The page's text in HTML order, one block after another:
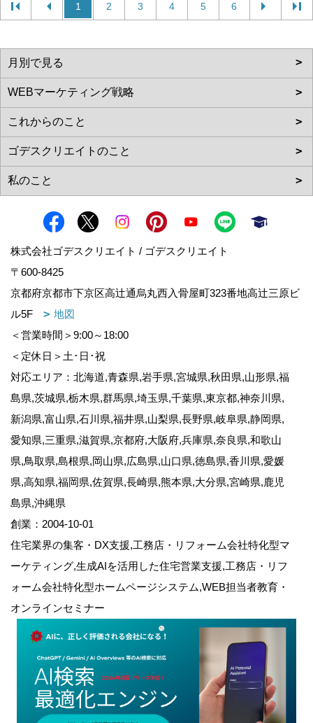
1 2 3 4 5 6
株式会社ゴデスクリエイト / ゴデスクリエイト
〒600-8425
京都府京都市下京区高辻通烏丸西入骨屋町323番地高辻三原ビ
ル5F
地図
＜営業時間＞9:00～18:00
＜定休日＞土･日･祝
対応エリア：北海道,青森県,岩手県,宮城県,秋田県,山形県,福
島県,茨城県,栃木県,群馬県,埼玉県,千葉県,東京都,神奈川県,
新潟県,富山県,石川県,福井県,山梨県,長野県,岐阜県,静岡県,
愛知県,三重県,滋賀県,京都府,大阪府,兵庫県,奈良県,和歌山
県,鳥取県,島根県,岡山県,広島県,山口県,徳島県,香川県,愛媛
県,高知県,福岡県,佐賀県,長崎県,熊本県,大分県,宮崎県,鹿児
島県,沖縄県
創業：2004-10-01
住宅業界の集客・DX支援,工務店・リフォーム会社特化型マ
ーケティング,生成AIを活用した住宅営業支援,工務店・リフ
ォーム会社特化型ホームページシステム,WEB担当者教育・
オンラインセミナー